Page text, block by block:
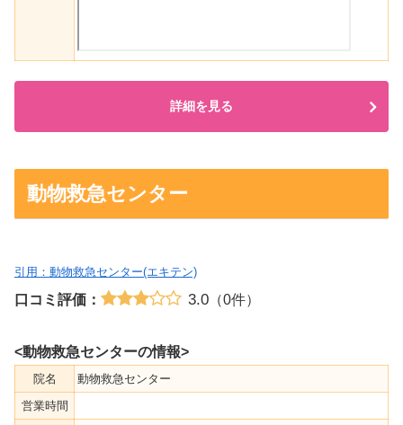
詳細を見る
動物救急センター
引用：動物救急センター(エキテン)
口コミ評価： 3.0（0件）
<動物救急センターの情報>
院名
動物救急センター
営業時間